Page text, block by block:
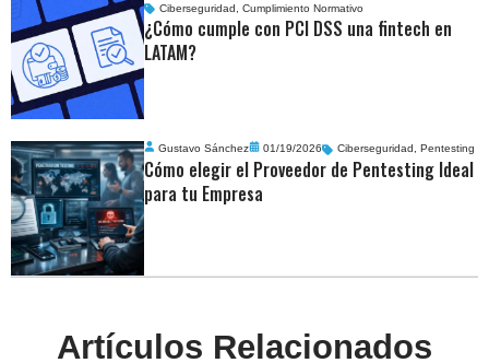
Ciberseguridad,Cumplimiento Normativo
¿Cómo cumple con PCI DSS una fintech en
LATAM?
Gustavo Sánchez 01/19/2026 Ciberseguridad , Pentesting
Cómo elegir el Proveedor de Pentesting Ideal
para tu Empresa
Artículos Relacionados